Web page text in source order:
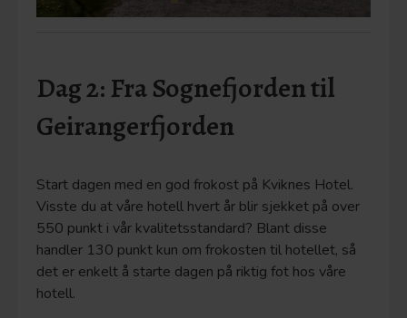
Dag 2: Fra Sognefjorden til
Geirangerfjorden
Start dagen med en god frokost på Kviknes Hotel.
Visste du at våre hotell hvert år blir sjekket på over
550 punkt i vår kvalitetsstandard? Blant disse
handler 130 punkt kun om frokosten til hotellet, så
det er enkelt å starte dagen på riktig fot hos våre
hotell.